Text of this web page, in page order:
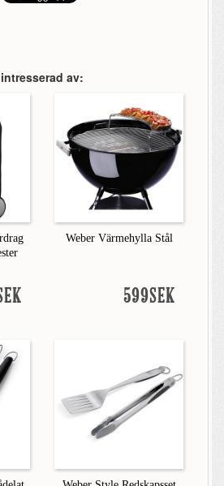
av:
Weber Värmehylla Stål
599SEK